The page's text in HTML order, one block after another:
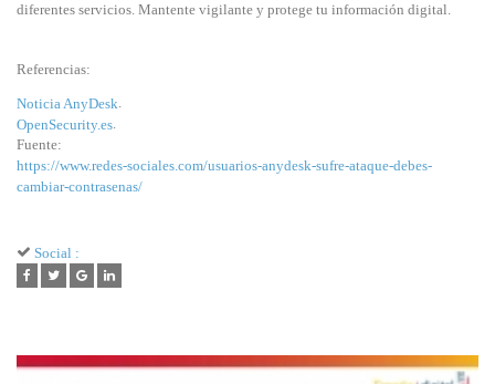
diferentes servicios. Mantente vigilante y protege tu información digital.
Referencias:
Noticia AnyDesk.
OpenSecurity.es.
Fuente:
https://www.redes-sociales.com/usuarios-anydesk-sufre-ataque-debes-
cambiar-contrasenas/
Social :